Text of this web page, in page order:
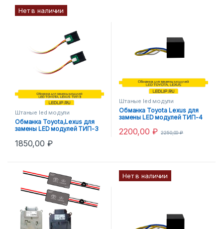
Нет в наличии
Штаные led модули
Обманка Toyota,Lexus для
замены LED модулей ТИП-3
1850,00 ₽
Штаные led модули
Обманка Toyota Lexus для
замены LED модулей ТИП-4
2200,00 ₽ 2250,00₽
Нет в наличии